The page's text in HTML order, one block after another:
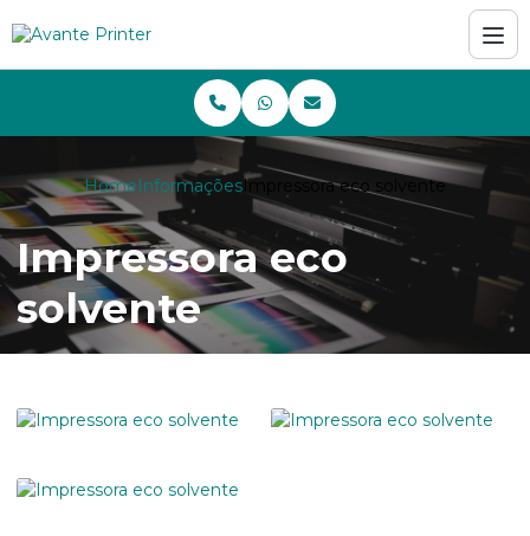
HomeInformaçõesImpressora eco solvente
Impressora eco
solvente